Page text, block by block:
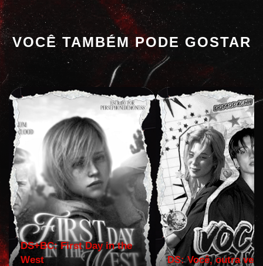
VOCÊ TAMBÉM PODE GOSTAR
DS+BC: First Day in the
West
DS: Você, outra vez!